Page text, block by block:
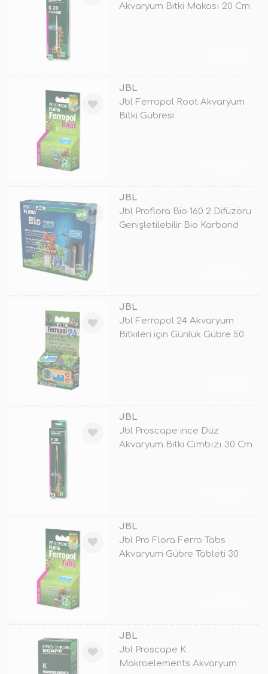
Akvaryum Bitki Makası 20 Cm
JBL
Jbl Ferropol Root Akvaryum
Bitki Gübresi
JBL
Jbl Proflora Bio 160 2 Difüzörü
Genişletilebilir Bio Karbond
JBL
Jbl Ferropol 24 Akvaryum
Bitkileri için Günlük Gübre 50
JBL
Jbl Proscape ince Düz
Akvaryum Bitki Cımbızı 30 Cm
JBL
Jbl Pro Flora Ferro Tabs
Akvaryum Gübre Tableti 30
JBL
Jbl Proscape K
Makroelements Akvaryum